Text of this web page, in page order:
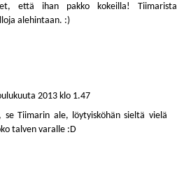
että ihan pakko kokeilla! Tiimarista
alehintaan. :)
2013 klo 1.47
se Tiimarin ale, löytyisköhän sieltä vielä
talven varalle :D